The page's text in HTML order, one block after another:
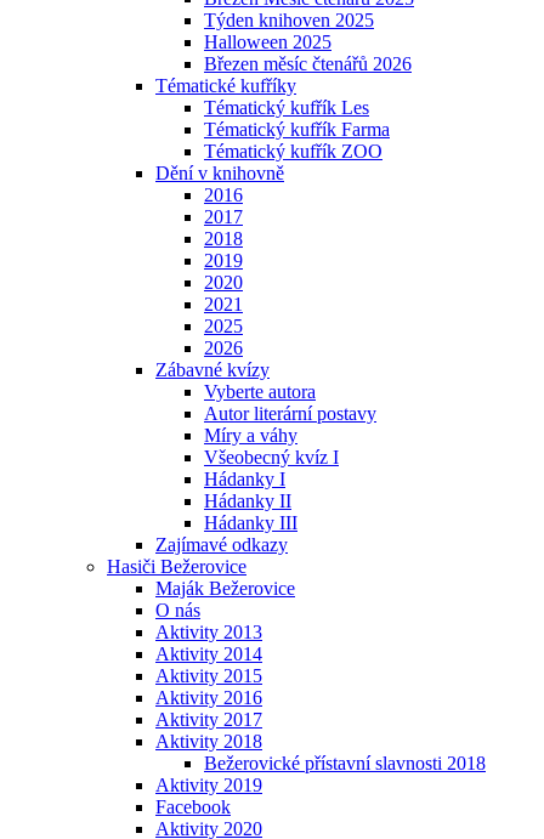
Týden knihoven 2025
Halloween 2025
Březen měsíc čtenářů 2026
Tématické kufříky
Tématický kufřík Les
Tématický kufřík Farma
Tématický kufřík ZOO
Dění v knihovně
2016
2017
2018
2019
2020
2021
2025
2026
Zábavné kvízy
Vyberte autora
Autor literární postavy
Míry a váhy
Všeobecný kvíz I
Hádanky I
Hádanky II
Hádanky III
Zajímavé odkazy
Hasiči Bežerovice
Maják Bežerovice
O nás
Aktivity 2013
Aktivity 2014
Aktivity 2015
Aktivity 2016
Aktivity 2017
Aktivity 2018
Bežerovické přístavní slavnosti 2018
Aktivity 2019
Facebook
Aktivity 2020